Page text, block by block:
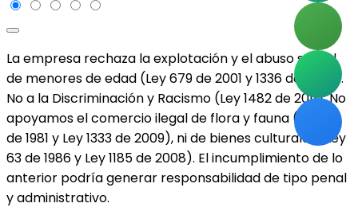
La empresa rechaza la explotación y el abuso sexual
de menores de edad (Ley 679 de 2001 y 1336 de 2009).
No a la Discriminación y Racismo (Ley 1482 de 2011). No
apoyamos el comercio ilegal de flora y fauna (Ley 17
de 1981 y Ley 1333 de 2009), ni de bienes culturales (Ley
63 de 1986 y Ley 1185 de 2008). El incumplimiento de lo
anterior podría generar responsabilidad de tipo penal
y administrativo.